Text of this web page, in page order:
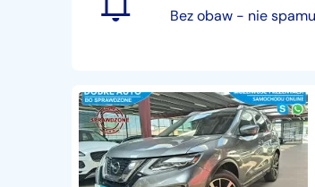
Bez obaw - nie